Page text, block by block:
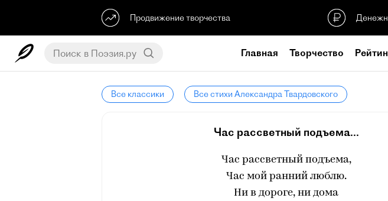
Продвижение творчества
Главная Творчество
Все классики Все стихи Александра Твардовского
Час рассветный подъема...
Час рассветный подъема,
Час мой ранний люблю.
Ни в дороге, ни дома